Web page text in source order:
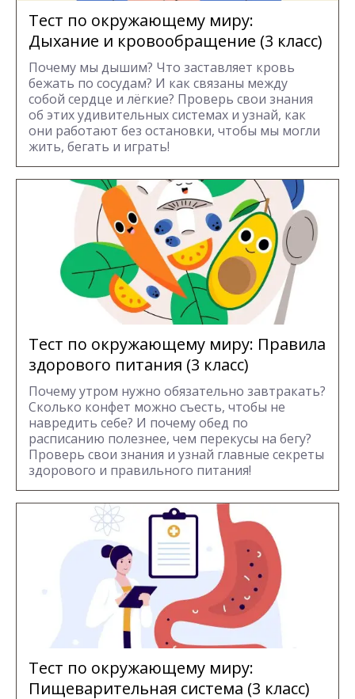
Тест по окружающему миру:
Дыхание и кровообращение (3 класс)
Почему мы дышим? Что заставляет кровь
бежать по сосудам? И как связаны между
собой сердце и лёгкие? Проверь свои знания
об этих удивительных системах и узнай, как
они работают без остановки, чтобы мы могли
жить, бегать и играть!
Тест по окружающему миру: Правила
здорового питания (3 класс)
Почему утром нужно обязательно завтракать?
Сколько конфет можно съесть, чтобы не
навредить себе? И почему обед по
расписанию полезнее, чем перекусы на бегу?
Проверь свои знания и узнай главные секреты
здорового и правильного питания!
Тест по окружающему миру:
Пищеварительная система (3 класс)